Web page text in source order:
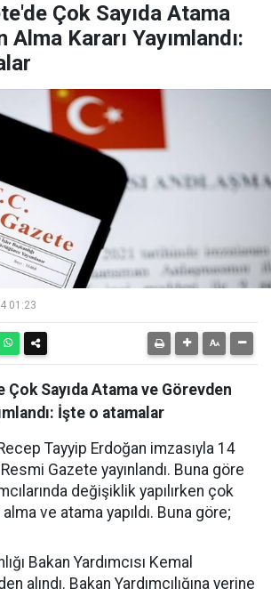
Çok Sayıda Atama
Alma Kararı Yayımlandı:
01:23
Çok Sayıda Atama ve Görevden
İşte o atamalar
Tayyip Erdoğan imzasıyla 14
Gazete yayınlandı. Buna göre
değişiklik yapılırken çok
ve atama yapıldı. Buna göre;
Bakan Yardımcısı Kemal
alındı. Bakan Yardımcılığına yerine